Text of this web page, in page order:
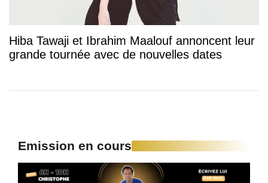
Hiba Tawaji et Ibrahim Maalouf annoncent leur
grande tournée avec de nouvelles dates
Emission en cours